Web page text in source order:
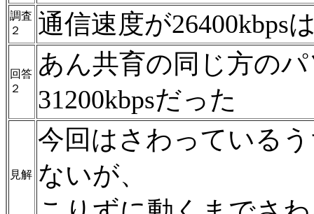
調査
２
通信速度が26400kbps
回答
２
あん共育の同じ方の
31200kbpsだった
見解
今回はさわっている
ないが、